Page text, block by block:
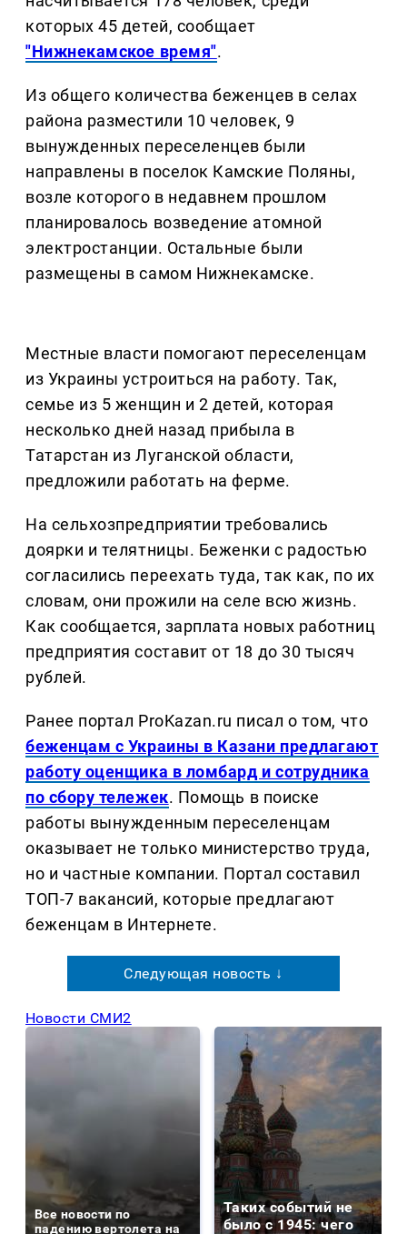
которых 45 детей, сообщает
"Нижнекамское время".
Из общего количества беженцев в селах
района разместили 10 человек, 9
вынужденных переселенцев были
направлены в поселок Камские Поляны,
возле которого в недавнем прошлом
планировалось возведение атомной
электростанции. Остальные были
размещены в самом Нижнекамске.
Местные власти помогают переселенцам
из Украины устроиться на работу. Так,
семье из 5 женщин и 2 детей, которая
несколько дней назад прибыла в
Татарстан из Луганской области,
предложили работать на ферме.
На сельхозпредприятии требовались
доярки и телятницы. Беженки с радостью
согласились переехать туда, так как, по их
словам, они прожили на селе всю жизнь.
Как сообщается, зарплата новых работниц
предприятия составит от 18 до 30 тысяч
рублей.
Ранее портал ProKazan.ru писал о том, что
беженцам с Украины в Казани предлагают
работу оценщика в ломбард и сотрудника
по сбору тележек. Помощь в поиске
работы вынужденным переселенцам
оказывает не только министерство труда,
но и частные компании. Портал составил
ТОП-7 вакансий, которые предлагают
беженцам в Интернете.
Следующая новость ↓
Новости СМИ2
Все новости по
падению вертолета на
Таких событий не
было с 1945: чего